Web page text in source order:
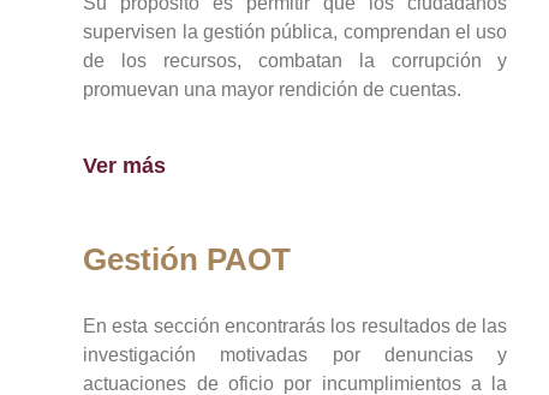
supervisen la gestión pública, comprendan el uso
de los recursos, combatan la corrupción y
promuevan una mayor rendición de cuentas.
Ver más
Gestión PAOT
En esta sección encontrarás los resultados de las
investigación motivadas por denuncias y
actuaciones de oficio por incumplimientos a la